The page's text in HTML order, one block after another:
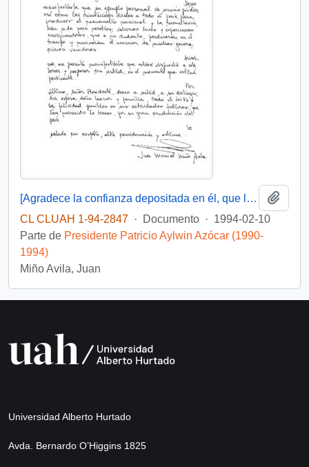
[Agradece la confianza depositada en él, que le posibilito servir en su gobierno]
CL CLUAH 1-94-2847 · Documento · 1994-02-10
Parte de Presidente Patricio Aylwin Azócar (1990-
1994)
Miño Avila, Juan
Universidad Alberto Hurtado
Avda. Bernardo O’Higgins 1825